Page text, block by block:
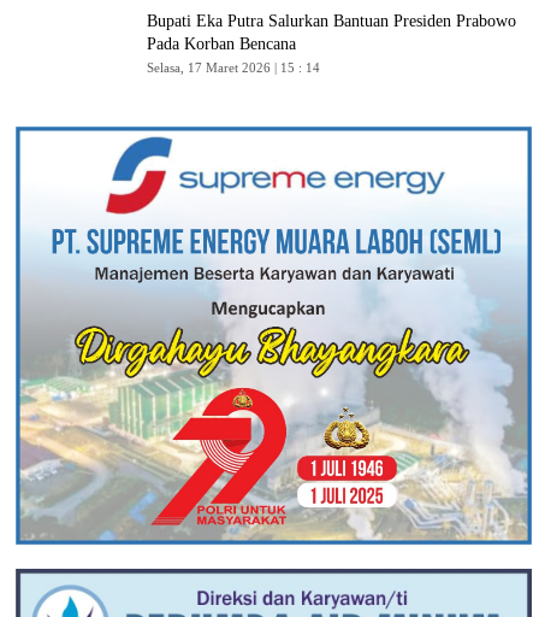
Bupati Eka Putra Salurkan Bantuan Presiden Prabowo
Pada Korban Bencana
Selasa, 17 Maret 2026 | 15 : 14